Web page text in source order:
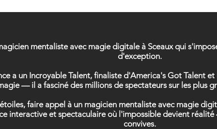
mentaliste avec magie digitale à Sceaux qui
d'exception.
a un Incroyable Talent, finaliste d'America's Got Talent
— il a fasciné des millions de spectateurs sur les plus
faire appel à un magicien mentaliste avec magie
interactive et spectaculaire où l'impossible devient
convives.